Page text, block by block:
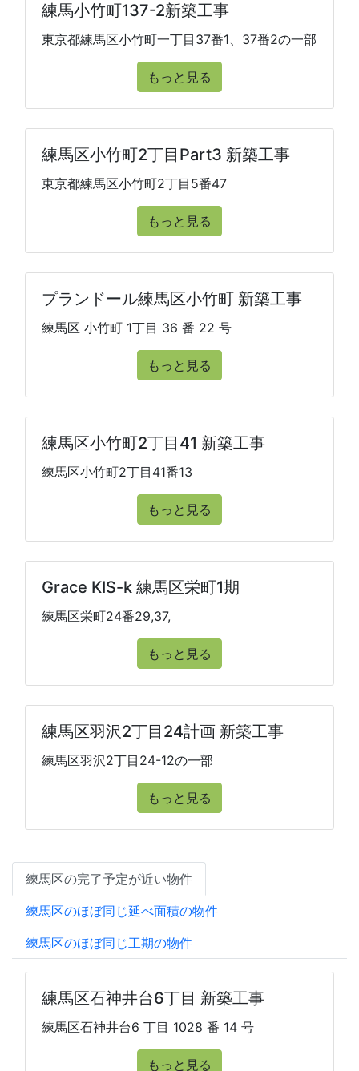
練馬小竹町137-2新築工事
東京都練馬区小竹町一丁目37番1、37番2の一部
もっと見る
練馬区小竹町2丁目Part3 新築工事
東京都練馬区小竹町2丁目5番47
もっと見る
プランドール練馬区小竹町 新築工事
練馬区 小竹町 1丁目 36 番 22 号
もっと見る
練馬区小竹町2丁目41 新築工事
練馬区小竹町2丁目41番13
もっと見る
Grace KIS-k 練馬区栄町1期
練馬区栄町24番29,37,
もっと見る
練馬区羽沢2丁目24計画 新築工事
練馬区羽沢2丁目24-12の一部
もっと見る
練馬区の完了予定が近い物件
練馬区のほぼ同じ延べ面積の物件
練馬区のほぼ同じ工期の物件
練馬区石神井台6丁目 新築工事
練馬区石神井台6 丁目 1028 番 14 号
もっと見る